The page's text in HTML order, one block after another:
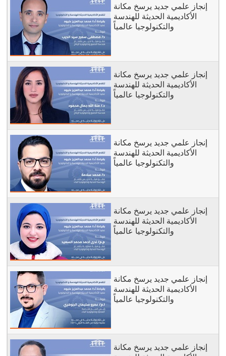
إنجاز علمي جديد يرسخ مكانة
الأكاديمية الحديثة للهندسة
والتكنولوجيا عالمياً
إنجاز علمي جديد يرسخ مكانة
الأكاديمية الحديثة للهندسة
والتكنولوجيا عالمياً
إنجاز علمي جديد يرسخ مكانة
الأكاديمية الحديثة للهندسة
والتكنولوجيا عالمياً
إنجاز علمي جديد يرسخ مكانة
الأكاديمية الحديثة للهندسة
والتكنولوجيا عالمياً
إنجاز علمي جديد يرسخ مكانة
الأكاديمية الحديثة للهندسة
والتكنولوجيا عالمياً
إنجاز علمي جديد يرسخ مكانة